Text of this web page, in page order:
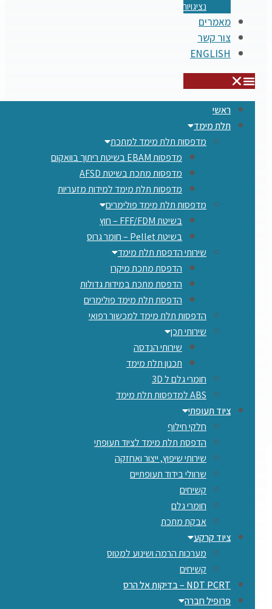
נציגויות
מאמרים
צור קשר
ENGLISH
ראשי
תלת מימד
​מדפסות תלת מימד למתכת
מדפסות EBAM בשיטת ריתוך בוואקום
מדפסות מתכת בשיטת AFSD
​מדפסות תלת מימד למידות מזעריות
​מדפסות תלת מימד פולימרים
בשיטת FFF/FDM – חוץ
בשיטת Pellet – חומר גרוס
שירותי הדפסת תלת מימד
הדפסת מתכת מיקרו
הדפסת מתכת במידות גדולות
הדפסת תלת מימד פולימרים
הדפסות תלת מימד למכשור רפואי
שירותי תכן
שירותי הנדסה
תכנון תלת מימד
חומרי גלם ל 3D
ABS למדפסות תלת מימד
ציוד תעופתי
חלקי חילוף
הדפסת תלת מימד לציוד תעופתי
שירותי שיפוץ, ייצור ואחזקה
שרוולי בידוד תעופתיים
קשיחים
חומרי גלם
אבקת מתכת
ציוד קרקע
מערכות הרמה ושינוע למטוס
קשיחים
NDT PCRT – בדיקות אל הרס
פרופיל חברה